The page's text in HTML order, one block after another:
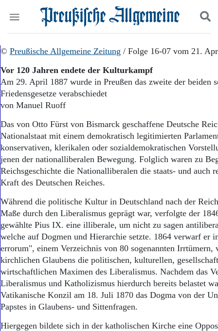
Start
Wer wir sind
Aktuelle Ausgabe
Abonnenten-Login
Abonnent werden
Abo Prämien
Archiv
Mediadaten
Politik
Wirtschaft
Panorama
Gesellschaft
Ostpreußen
Pommern
Berlin-Brandenburg
Schlesien
Danzig und Westpreußen
Bücher
Kontakt
Impressum
Datenschutz
Suchen und finden
© Preußische Allgemeine Zeitung / Folge 16-07 vom 21.
Vor 120 Jahren endete der Kulturkampf
Am 29. April 1887 wurde in Preußen das zweite der beiden
Friedensgesetze verabschiedet
von Manuel Ruoff
Das von Otto Fürst von Bismarck geschaffene Deutsche
Nationalstaat mit einem demokratisch legitimierten
konservativen, klerikalen oder sozialdemokratischen
jenen der nationalliberalen Bewegung. Folglich waren zu
Reichsgeschichte die Nationalliberalen die staats- und auch
Kraft des Deutschen Reiches.
Während die politische Kultur in Deutschland nach der
Maße durch den Liberalismus geprägt war, verfolgte der
gewählte Pius IX. eine illiberale, um nicht zu sagen
welche auf Dogmen und Hierarchie setzte. 1864 verwarf er
errorum", einem Verzeichnis von 80 sogenannten Irrtümern,
kirchlichen Glaubens die politischen, kulturellen,
wirtschaftlichen Maximen des Liberalismus. Nachdem das
Liberalismus und Katholizismus hierdurch bereits belastet
Vatikanische Konzil am 18. Juli 1870 das Dogma von der
Papstes in Glaubens- und Sittenfragen.
Hiergegen bildete sich in der katholischen Kirche eine